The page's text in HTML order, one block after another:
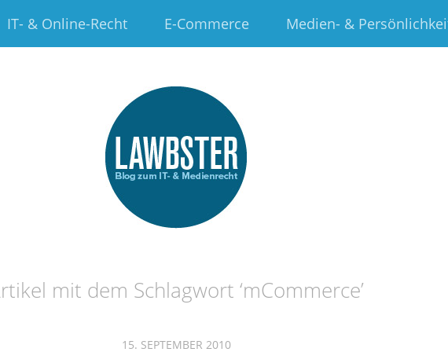
IT- & Online-Recht E-Commerce Medien- &
mit dem Schlagwort ‘mCommerce’
15. SEPTEMBER 2010